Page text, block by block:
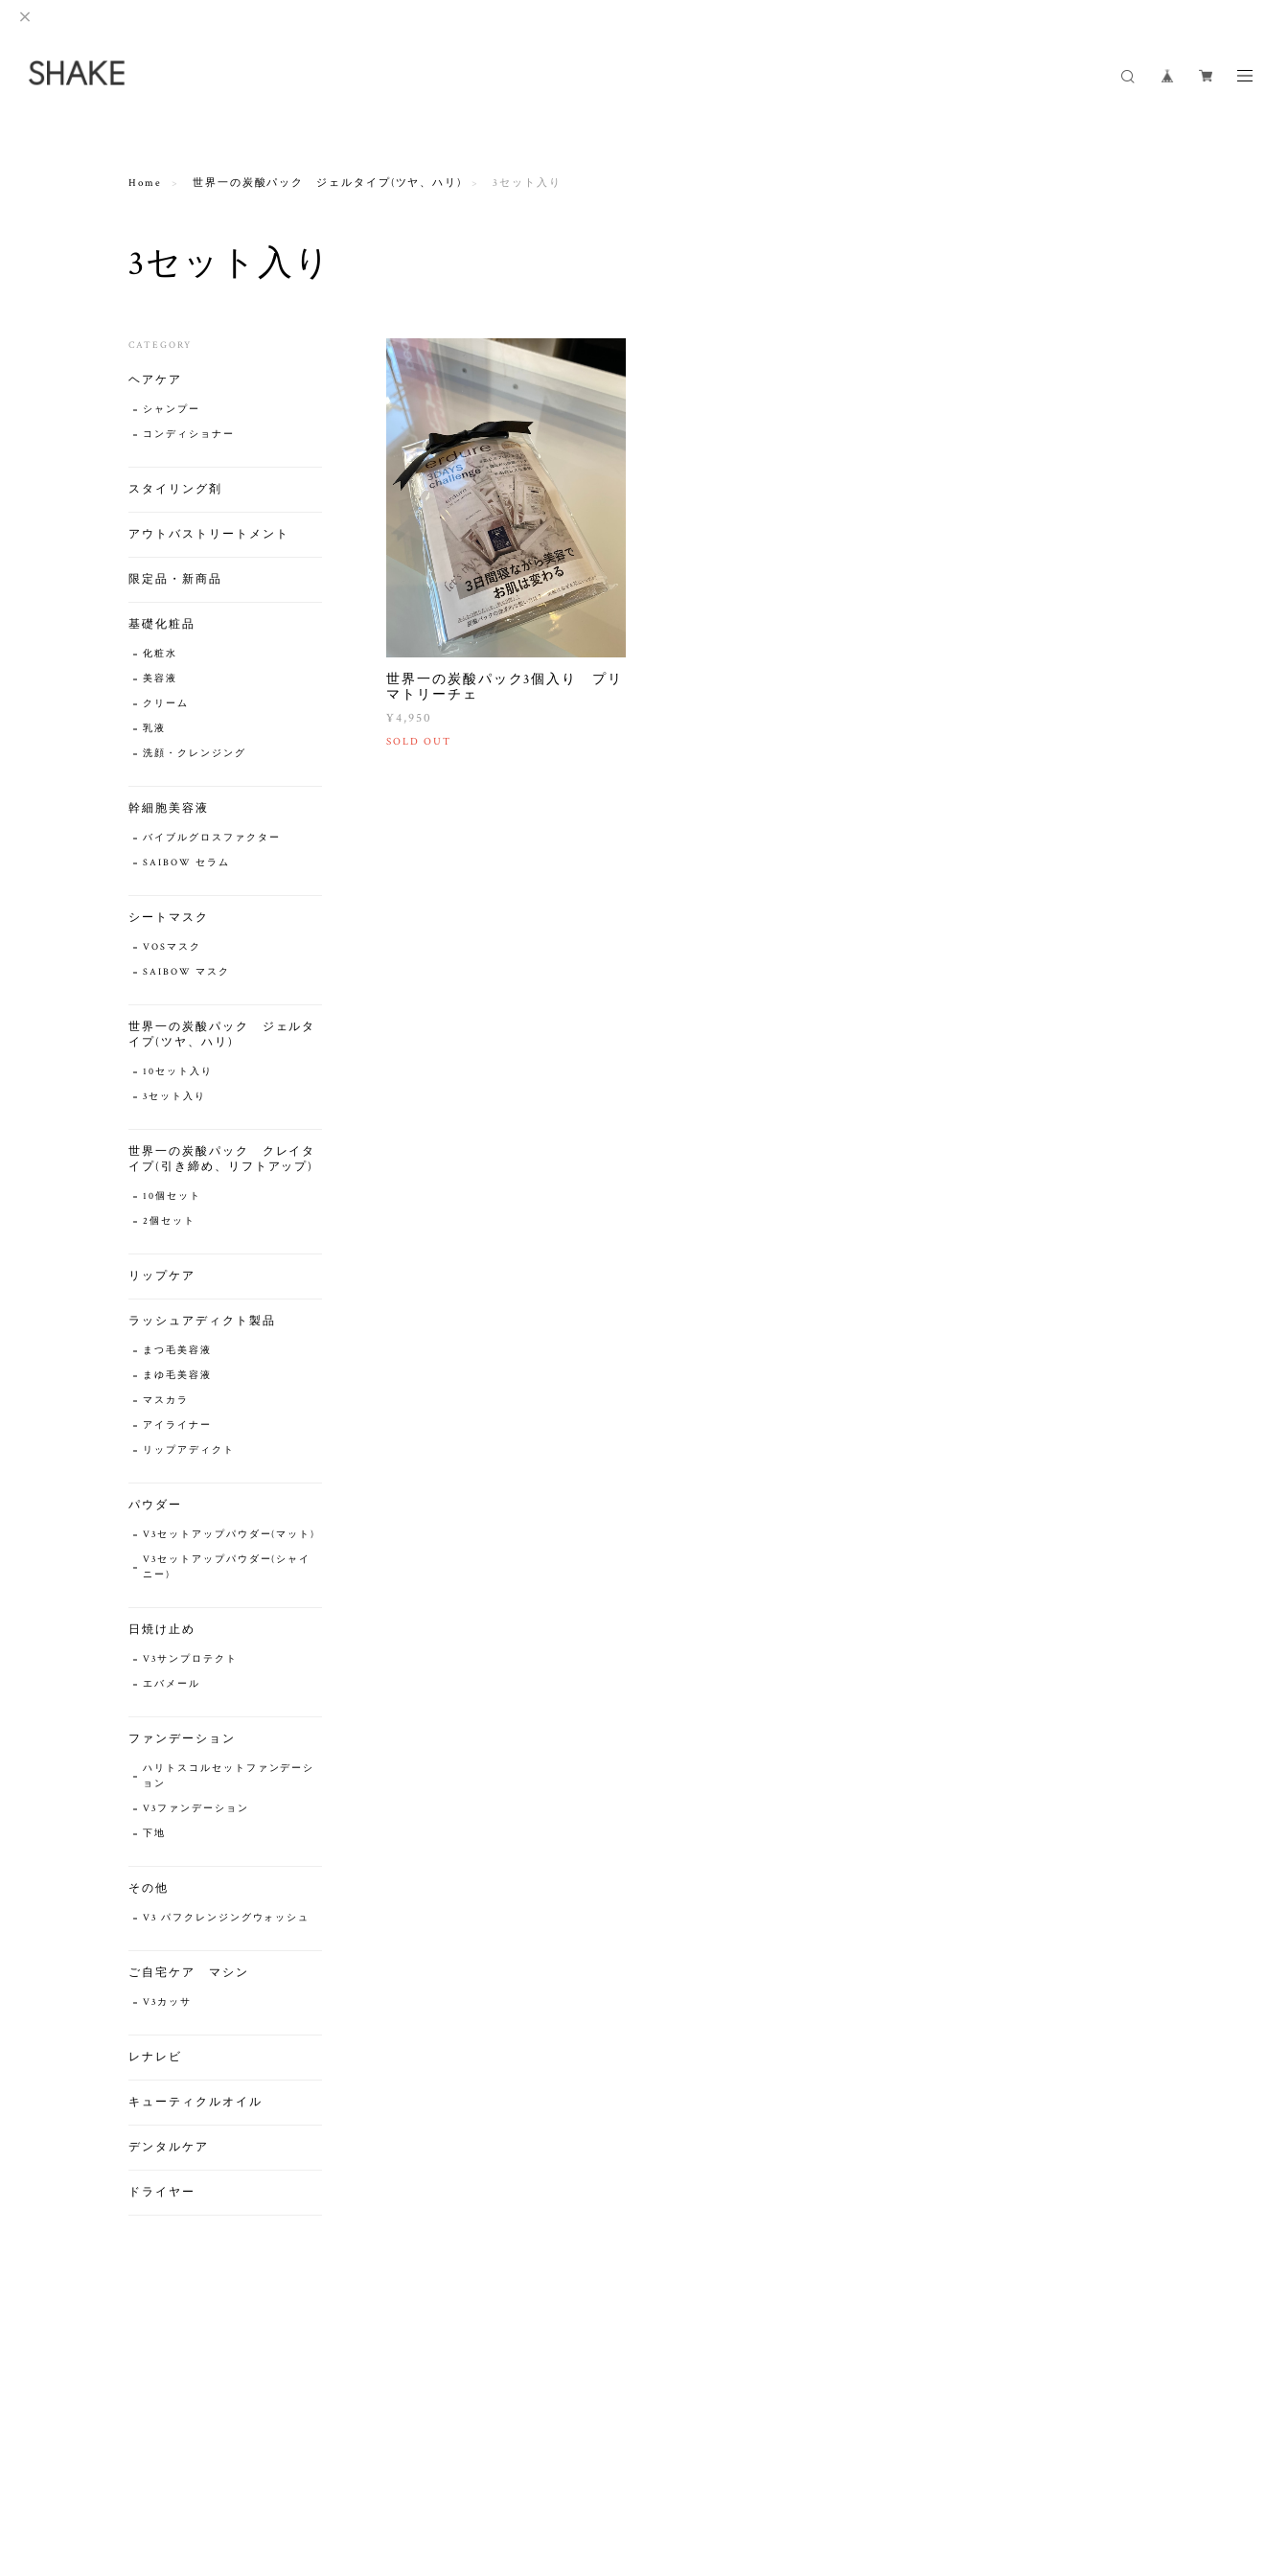
Home 世界一の炭酸パック ジェルタイプ(ツヤ、ハリ) 3セット入り
3セット入り
世界一の炭酸パック3個入り プリ
マトリーチェ
¥4,950
SOLD OUT
CATEGORY
ヘアケア
シャンプー
コンディショナー
スタイリング剤
アウトバストリートメント
限定品・新商品
基礎化粧品
化粧水
美容液
クリーム
乳液
洗顔・クレンジング
幹細胞美容液
バイブルグロスファクター
SAIBOW セラム
シートマスク
VOSマスク
SAIBOW マスク
世界一の炭酸パック ジェルタ
イプ(ツヤ、ハリ)
10セット入り
3セット入り
世界一の炭酸パック クレイタ
イプ(引き締め、リフトアップ)
10個セット
2個セット
リップケア
ラッシュアディクト製品
まつ毛美容液
まゆ毛美容液
マスカラ
アイライナー
リップアディクト
パウダー
V3セットアップパウダー(マット)
V3セットアップパウダー(シャイ
ニー)
日焼け止め
V3サンプロテクト
エバメール
ファンデーション
ハリトスコルセットファンデーシ
ョン
V3ファンデーション
下地
その他
V3 パフクレンジングウォッシュ
ご自宅ケア マシン
V3カッサ
レナレビ
キューティクルオイル
デンタルケア
ドライヤー